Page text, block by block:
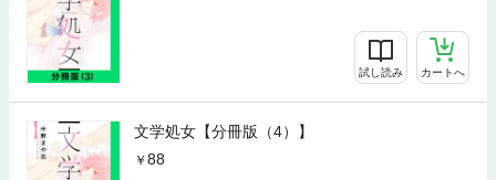
試し読み カートへ
文学処女【分冊版（4）】
88